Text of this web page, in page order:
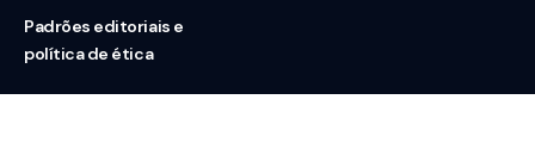
Padrões editoriais e
política de ética